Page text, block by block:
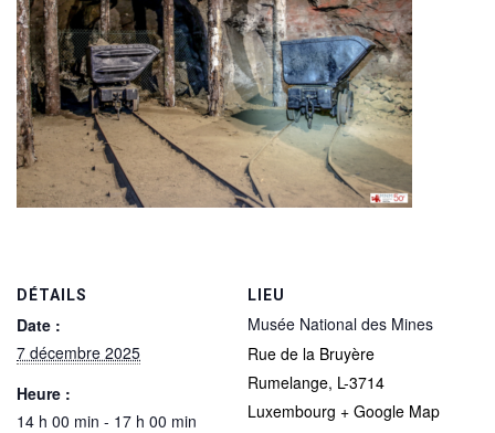
DÉTAILS
Date :
7 décembre 2025
Heure :
14 h 00 min - 17 h 00 min
LIEU
Musée National des Mines
Rue de la Bruyère
Rumelange, L-3714
Luxembourg + Google Map